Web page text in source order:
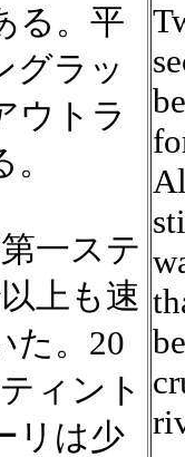
る。平
グラッ
ウトラ
一ステ
上も速
た。20
ィント
リは少